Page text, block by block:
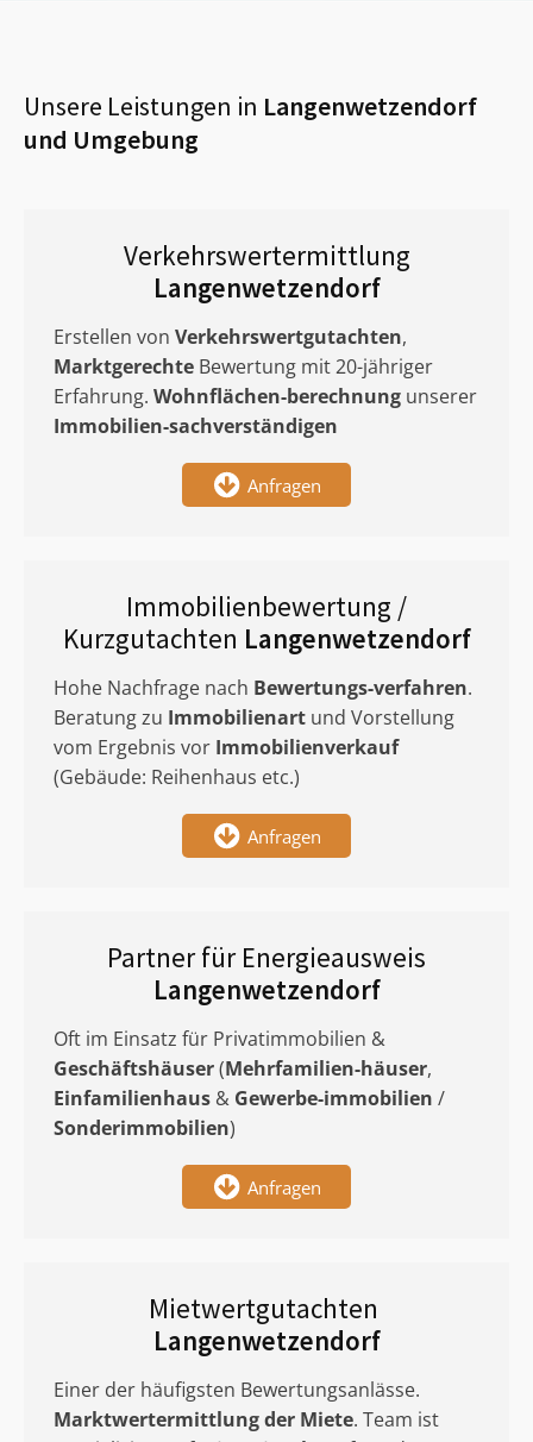
Unsere Leistungen in Langenwetzendorf
und Umgebung
Verkehrswertermittlung
Langenwetzendorf
Erstellen von Verkehrswertgutachten,
Marktgerechte Bewertung mit 20-jähriger
Erfahrung. Wohnflächen-berechnung unserer
Immobilien-sachverständigen
Anfragen
Immobilienbewertung /
Kurzgutachten Langenwetzendorf
Hohe Nachfrage nach Bewertungs-verfahren.
Beratung zu Immobilienart und Vorstellung
vom Ergebnis vor Immobilienverkauf
(Gebäude: Reihenhaus etc.)
Anfragen
Partner für Energieausweis
Langenwetzendorf
Oft im Einsatz für Privatimmobilien &
Geschäftshäuser(Mehrfamilien-häuser,
Einfamilienhaus & Gewerbe-immobilien /
Sonderimmobilien)
Anfragen
Mietwertgutachten
Langenwetzendorf
Einer der häufigsten Bewertungsanlässe.
Marktwertermittlungder Miete. Team ist